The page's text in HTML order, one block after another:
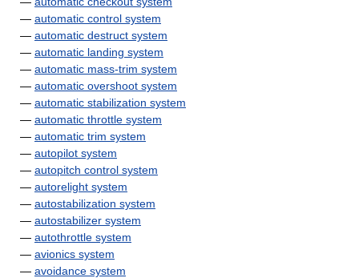
— automatic control system
— automatic destruct system
— automatic landing system
— automatic mass-trim system
— automatic overshoot system
— automatic stabilization system
— automatic throttle system
— automatic trim system
— autopilot system
— autopitch control system
— autorelight system
— autostabilization system
— autostabilizer system
— autothrottle system
— avionics system
— avoidance system